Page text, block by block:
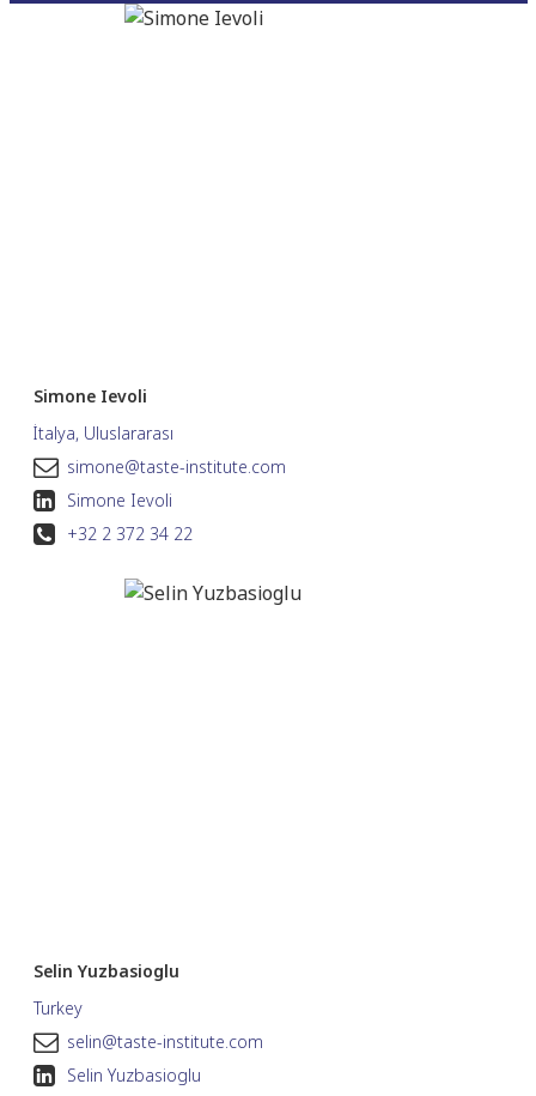
Simone Ievoli
İtalya, Uluslararası
simone@taste-institute.com
Simone Ievoli
+32 2 372 34 22
Selin Yuzbasioglu
Turkey
selin@taste-institute.com
Selin Yuzbasioglu